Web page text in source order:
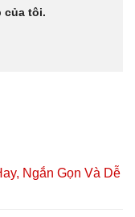
của tôi.
Ngắn Gọn Và Dễ